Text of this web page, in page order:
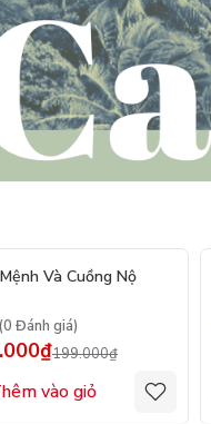
- 15%
Và Cuồng Nộ
(0 Đánh giá)
199.000₫
vào giỏ